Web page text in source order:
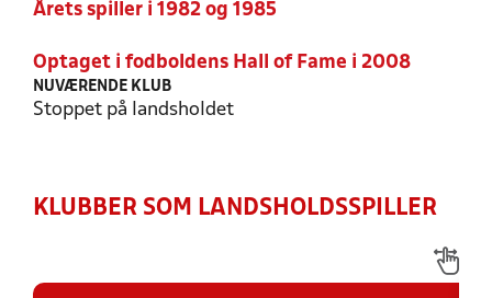
Årets spiller i 1982 og 1985
Optaget i fodboldens Hall of Fame i 2008
NUVÆRENDE KLUB
Stoppet på landsholdet
KLUBBER SOM LANDSHOLDSSPILLER